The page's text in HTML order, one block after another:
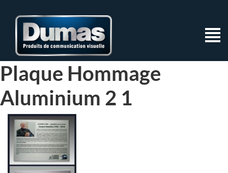
Plaque Hommage
Aluminium 2 1